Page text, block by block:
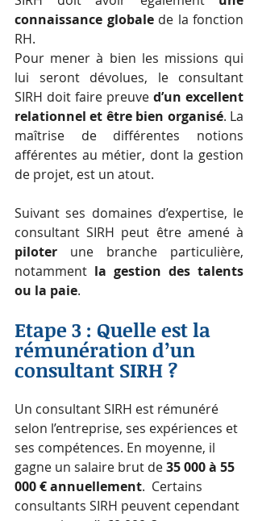
connaissance globale de la fonction
RH.
Pour mener à bien les missions qui
lui seront dévolues, le consultant
SIRH doit faire preuve d’un excellent
relationnel et être bien organisé. La
maîtrise de différentes notions
afférentes au métier, dont la gestion
de projet, est un atout.
Suivant ses domaines d’expertise, le
consultant SIRH peut être amené à
piloter une branche particulière,
notamment la gestion des talents
ou la paie.
Etape 3 : Quelle est la
rémunération d’un
consultant SIRH ?
Un consultant SIRH est rémunéré
selon l’entreprise, ses expériences et
ses compétences. En moyenne, il
gagne un salaire brut de 35 000 à 55
000 € annuellement.  Certains
consultants SIRH peuvent cependant